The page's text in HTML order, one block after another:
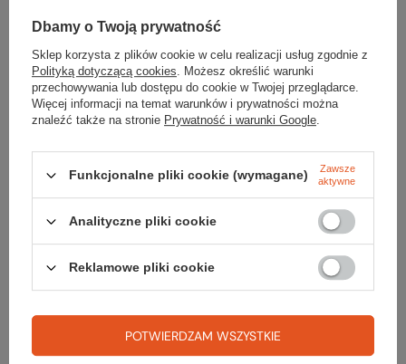
Gwarancja
3 LATA GWARANCJI PETZL
Dotyczy wszelkich wad materiałowych i produkcyjnych.
Gwarancji nie podlegają produkty: noszące cechy
normalnego zużycia, zardzewiałe, przerabiane i
modyfikowane, nieprawidłowo przechowywane,
uszkodzone w wyniku wypadków, zaniedbań i
Petzl International Więcej
Dbamy o Twoją prywatność
Sklep korzysta z plików cookie w celu realizacji usług zgodnie z
Polityką dotyczącą cookies. Możesz określić warunki
przechowywania lub dostępu do cookie w Twojej przeglądarce.
Więcej informacji na temat warunków i prywatności można
znaleźć także na stronie Prywatność i warunki Google.
Funkcjonalne pliki cookie (wymagane)
Zawsze
aktywne
Analityczne pliki cookie
Reklamowe pliki cookie
POTWIERDZAM WSZYSTKIE